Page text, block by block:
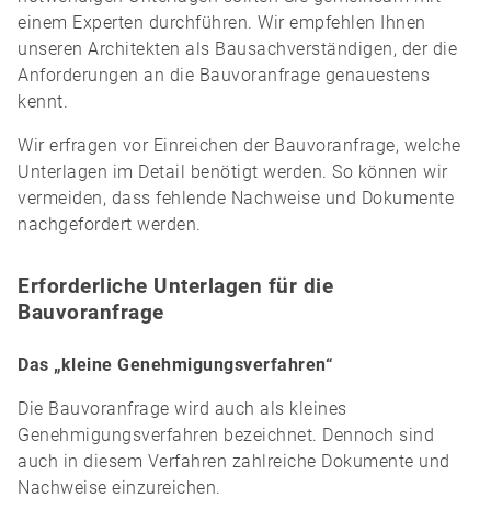
einem Experten durchführen. Wir empfehlen Ihnen
unseren Architekten als Bausachverständigen, der die
Anforderungen an die Bauvoranfrage genauestens
kennt.
Wir erfragen vor Einreichen der Bauvoranfrage, welche
Unterlagen im Detail benötigt werden. So können wir
vermeiden, dass fehlende Nachweise und Dokumente
nachgefordert werden.
Erforderliche Unterlagen für die
Bauvoranfrage
Das „kleine Genehmigungsverfahren“
Die Bauvoranfrage wird auch als kleines
Genehmigungsverfahren bezeichnet. Dennoch sind
auch in diesem Verfahren zahlreiche Dokumente und
Nachweise einzureichen.